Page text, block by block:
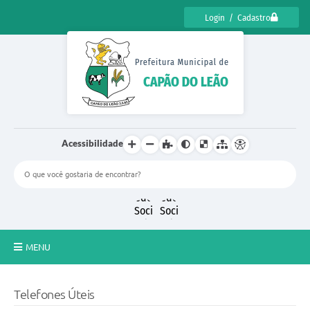
Login / Cadastro
Acessibilidade
MENU
Telefones Úteis